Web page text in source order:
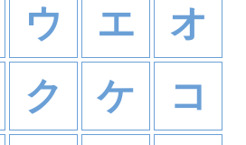
ウ エ
オ
ク ケ
コ